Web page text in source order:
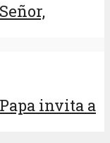
invita a